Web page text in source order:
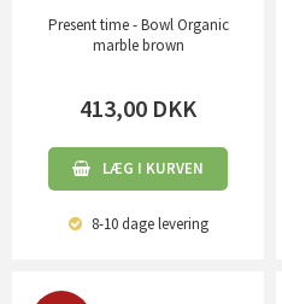
Present time - Bowl Organic
marble brown
413,00 DKK
LÆG I KURVEN
8-10 dagelevering